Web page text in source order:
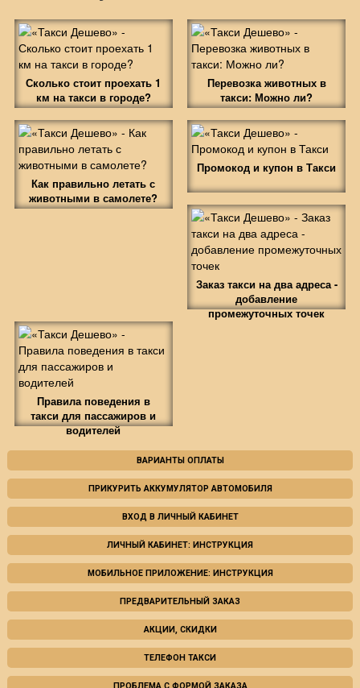
Сколько стоит проехать 1
км на такси в городе?
Перевозка животных в
такси: Можно ли?
Как правильно летать с
животными в самолете?
Промокод и купон в Такси
Заказ такси на два адреса -
добавление
промежуточных точек
Правила поведения в
такси для пассажиров и
водителей
ВАРИАНТЫ ОПЛАТЫ
ПРИКУРИТЬ АККУМУЛЯТОР АВТОМОБИЛЯ
ВХОД В ЛИЧНЫЙ КАБИНЕТ
ЛИЧНЫЙ КАБИНЕТ: ИНСТРУКЦИЯ
МОБИЛЬНОЕ ПРИЛОЖЕНИЕ: ИНСТРУКЦИЯ
ПРЕДВАРИТЕЛЬНЫЙ ЗАКАЗ
АКЦИИ, СКИДКИ
ТЕЛЕФОН ТАКСИ
ПРОБЛЕМА С ФОРМОЙ ЗАКАЗА